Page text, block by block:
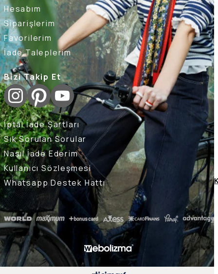
Hesabım
Siparişlerim
Favorilerim
İade Taleplerim
Bizi Takip Et
İptal İade Şartları
Sık Sorulan Sorular
Nasıl İade Ederim
Kullanıcı Sözleşmesi
Whatsapp Destek Hattı